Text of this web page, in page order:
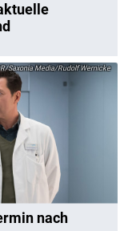
Saxonia Media/Rudolf Wernicke
nach